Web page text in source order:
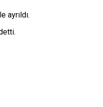
ayrıldı.